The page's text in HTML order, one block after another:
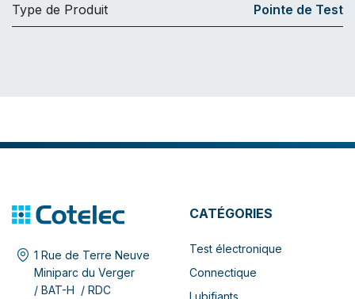
Type de Produit Pointe de Test
1 Rue de Terre Neuve
Miniparc du Verger
/ BAT-H / RDC
CATÉGORIES
Test électronique
Connectique